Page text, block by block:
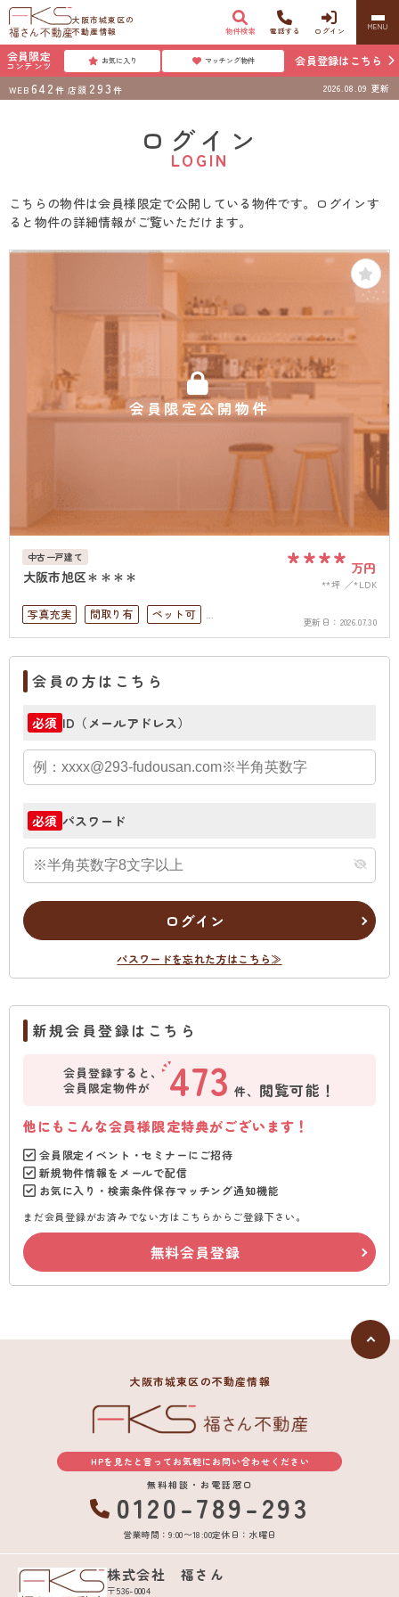
大阪市城東区の
不動産情報
物件検索 電話する ログイン MENU
会員限定
コンテンツ お気に入り マッチング物件 会員登録はこちら
WEB 642 件 店頭 293 件 2026.08.09 更新
ログイン
LOGIN
こちらの物件は会員様限定で公開している物件です。ログインす
ると物件の詳細情報がご覧いただけます。
会員限定公開物件
中古一戸建て
大阪市旭区＊＊＊＊ **** 万円
**坪 *LDK
写真充実 間取り有
ペット可
上下水道完備
更新日： 2026.07.30
会員の方はこちら
必須 ID（メールアドレス）
必須 パスワード
ログイン
パスワードを忘れた方はこちら≫
新規会員登録はこちら
会員登録すると、
会員限定物件が
473 件、 閲覧可能！
他にもこんな会員様限定特典がございます！
会員限定イベント・セミナーにご招待
新規物件情報をメールで配信
お気に入り・検索条件保存マッチング通知機能
まだ会員登録がお済みでない方はこちらからご登録下さい。
無料会員登録
大阪市城東区の不動産情報
HPを見たと言ってお気軽にお問い合わせください
無料相談・お電話窓口
0120-789-293
営業時間：9:00〜18:00定休日：水曜日
株式会社 福さん
〒536-0004